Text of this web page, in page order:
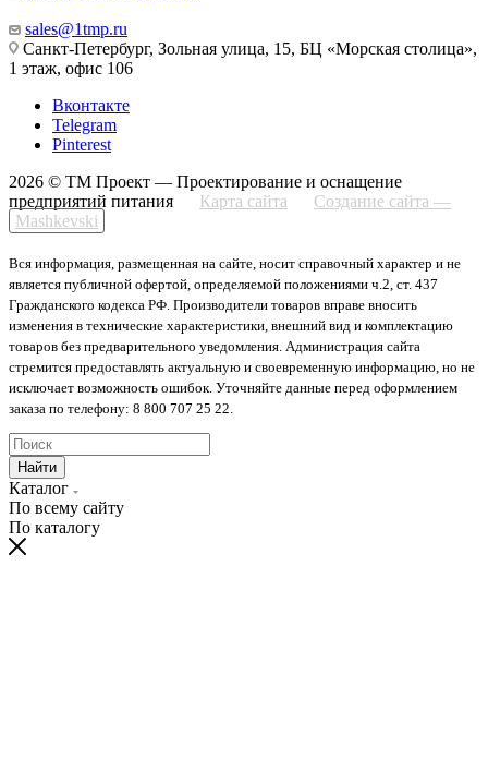
sales@1tmp.ru
Санкт-Петербург, Зольная улица, 15, БЦ «Морская столица»,
1 этаж, офис 106
Вконтакте
Telegram
Pinterest
2026 © ТМ Проект — Проектирование и оснащение
предприятий питания
Карта сайта
Создание сайта —
Mashkevski
Вся информация, размещенная на сайте, носит справочный характер и не
является публичной офертой, определяемой положениями ч.2, ст. 437
Гражданского кодекса РФ. Производители товаров вправе вносить
изменения в технические характеристики, внешний вид и комплектацию
товаров без предварительного уведомления. Администрация сайта
стремится предоставлять актуальную и своевременную информацию, но не
исключает возможность ошибок. Уточняйте данные перед оформлением
заказа по телефону: 8 800 707 25 22.
Найти
Каталог
По всему сайту
По каталогу